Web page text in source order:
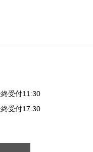
受付11:30
受付17:30